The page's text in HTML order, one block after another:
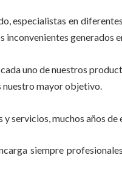
especialistas en
inconvenientes generados
uno de nuestros
nuestro mayor objetivo.
muchos años de
siempre